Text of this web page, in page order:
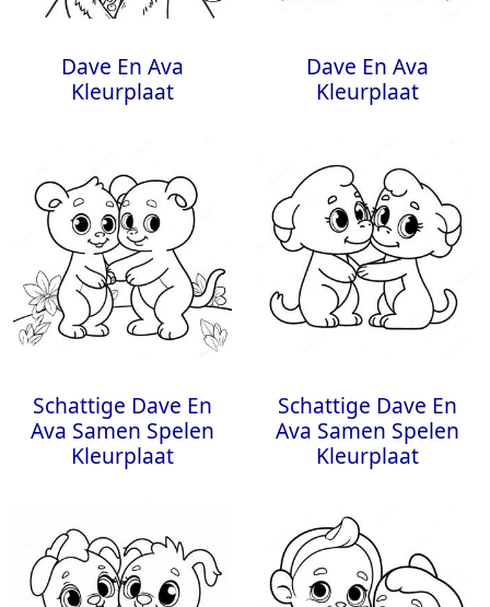
Dave En Ava
Kleurplaat
Dave En Ava
Kleurplaat
Schattige Dave En
Ava Samen Spelen
Kleurplaat
Schattige Dave En
Ava Samen Spelen
Kleurplaat